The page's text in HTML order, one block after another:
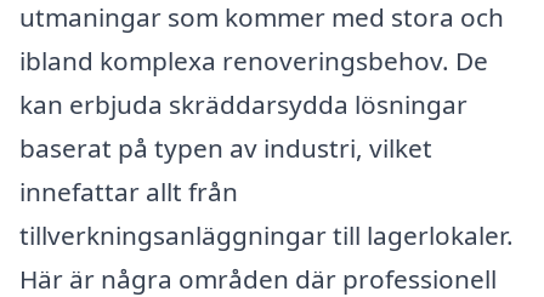
utmaningar som kommer med stora och
ibland komplexa renoveringsbehov. De
kan erbjuda skräddarsydda lösningar
baserat på typen av industri, vilket
innefattar allt från
tillverkningsanläggningar till lagerlokaler.
Här är några områden där professionell